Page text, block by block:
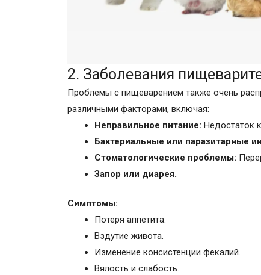
2. Заболевания
Проблемы с пищеварением также очень
различными факторами, включая:
Неправильное питание: Недостаток
Бактериальные или паразитарные
Стоматологические проблемы:
Запор или диарея.
Симптомы:
Потеря аппетита.
Вздутие живота.
Изменение консистенции фекалий.
Вялость и слабость.